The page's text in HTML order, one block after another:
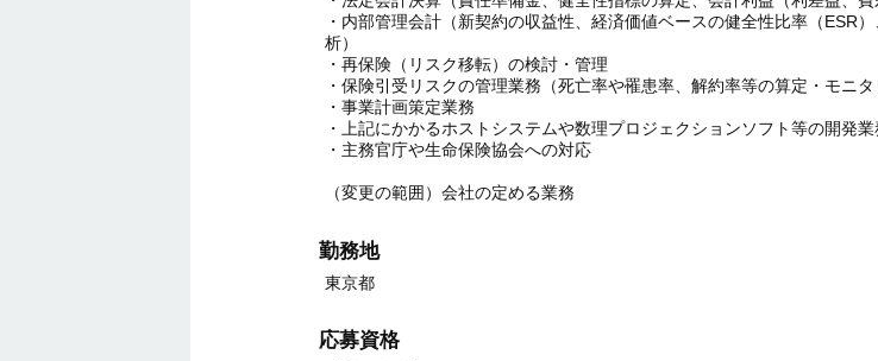
・内部管理会計（新契約の収益性、経済価値ベースの健全性比率（ESR
析）
・再保険（リスク移転）の検討・管理
・保険引受リスクの管理業務（死亡率や罹患率、解約率等の算定・モニタ
・事業計画策定業務
・上記にかかるホストシステムや数理プロジェクションソフト等の開発業
・主務官庁や生命保険協会への対応
（変更の範囲）会社の定める業務
勤務地
東京都
応募資格